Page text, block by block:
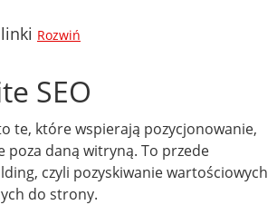
Rozwiń
SEO
te, które wspierają pozycjonowanie,
poza daną witryną. To przede
czyli pozyskiwanie wartościowych
do strony.